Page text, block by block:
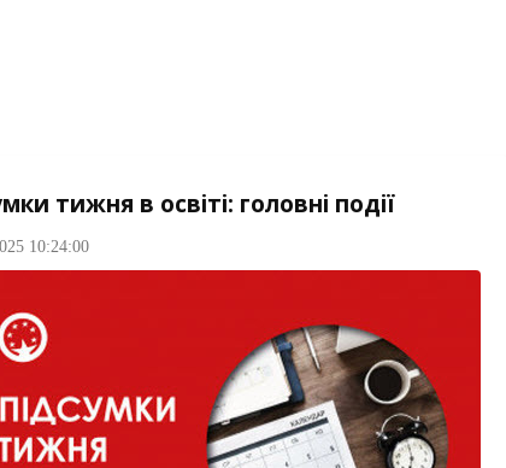
тижня в освіті: головні події
10:24:00